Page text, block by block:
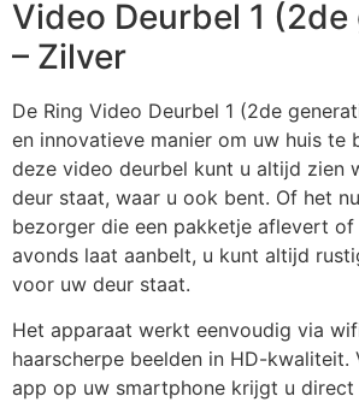
Video Deurbel 1
– Zilver
De Ring Video Deurbel 1 (2de
en innovatieve manier om uw huis te
deze video deurbel kunt u altijd zien
deur staat, waar u ook bent. Of het
bezorger die een pakketje aflevert of
avonds laat aanbelt, u kunt altijd
voor uw deur staat.
Het apparaat werkt eenvoudig via
haarscherpe beelden in HD-kwaliteit.
app op uw smartphone krijgt u direct